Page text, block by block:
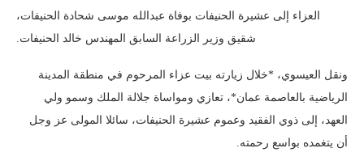
العزاء إلى عشيرة الحنيفات بوفاة عبدالله موسى شحادة الحنيفات،
شقيق وزير الزراعة السابق المهندس خالد الحنيفات.
ونقل العيسوي، *خلال زيارته بيت عزاء المرحوم في منطقة المدينة
الرياضية بالعاصمة عمان*، تعازي ومواساة جلالة الملك وسمو ولي
العهد، إلى ذوي الفقيد وعموم عشيرة الحنيفات، سائلا المولى عز وجل
أن يتغمده بواسع رحمته.